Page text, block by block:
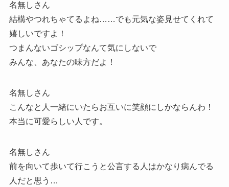
名無しさん
結構やつれちゃてるよね……でも元気な姿見せてくれて
嬉しいですよ！
つまんないゴシップなんて気にしないで
みんな、あなたの味方だよ！
名無しさん
こんなと人一緒にいたらお互いに笑顔にしかならんわ！
本当に可愛らしい人です。
名無しさん
前を向いて歩いて行こうと公言する人はかなり病んでる
人だと思う…